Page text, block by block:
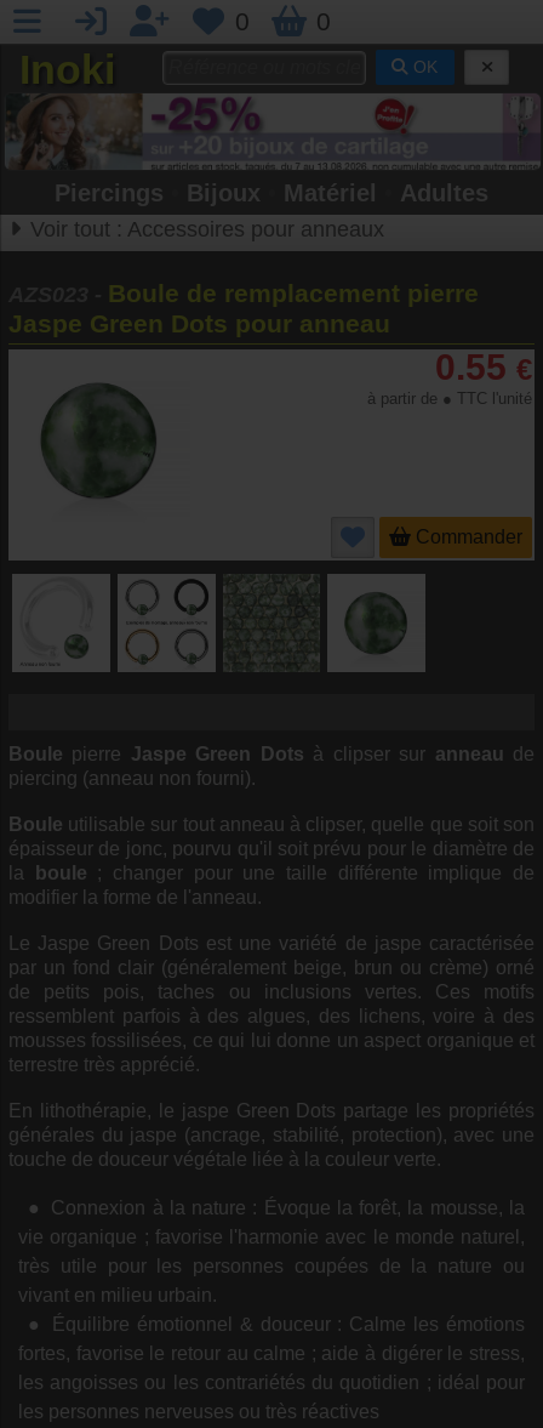
0 0
Inoki OK
Piercings Bijoux Matériel Adultes
Voir tout : Accessoires pour anneaux
Boule de remplacement pierre
Jaspe Green Dots pour anneau
0.55 €
à partir de ● TTC l'unité
Commander
Boule pierre Jaspe Green Dots à clipser sur anneau de
piercing (anneau non fourni).
Boule utilisable sur tout anneau à clipser, quelle que soit son
épaisseur de jonc, pourvu qu'il soit prévu pour le diamètre de
la
boule ; changer pour une taille différente implique de
modifier la forme de l'anneau.
Le Jaspe Green Dots est une variété de jaspe caractérisée
par un fond clair (généralement beige, brun ou crème) orné
de petits pois, taches ou inclusions vertes. Ces motifs
ressemblent parfois à des algues, des lichens, voire à des
mousses fossilisées, ce qui lui donne un aspect organique et
terrestre très apprécié.
En lithothérapie, le jaspe Green Dots partage les propriétés
générales du jaspe (ancrage, stabilité, protection), avec une
touche de douceur végétale liée à la couleur verte.
Connexion à la nature : Évoque la forêt, la mousse, la
vie organique ; favorise l'harmonie avec le monde naturel,
très utile pour les personnes coupées de la nature ou
vivant en milieu urbain.
Équilibre émotionnel & douceur : Calme les émotions
fortes, favorise le retour au calme ; aide à digérer le stress,
les angoisses ou les contrariétés du quotidien ; idéal pour
les personnes nerveuses ou très réactives